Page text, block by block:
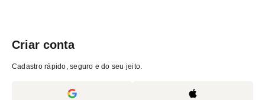
Criar conta
Cadastro rápido, seguro e do seu jeito.